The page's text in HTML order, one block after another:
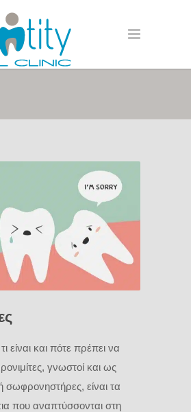
είναι και πότε πρέπει να
γνωστοί και ως
ή σωφρονηστήρες, είναι τα
που αναπτύσσονται στη